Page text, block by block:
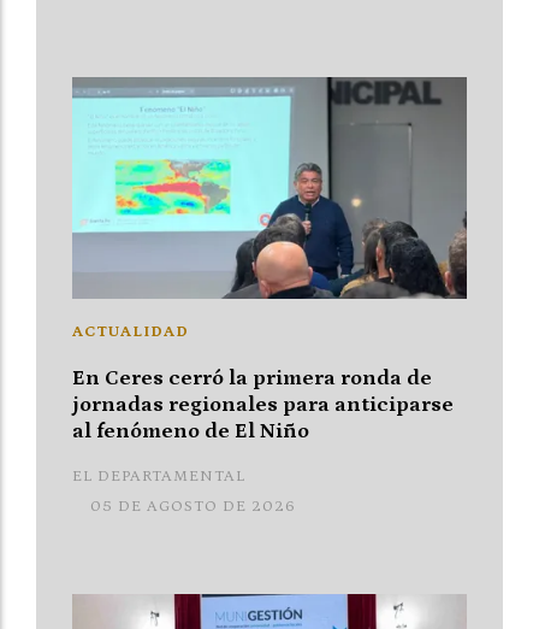
En Ceres cerró la primera ronda de
jornadas regionales para anticiparse
al fenómeno de El Niño
EL DEPARTAMENTAL
ACTUALIDAD
05 DE AGOSTO DE 2026